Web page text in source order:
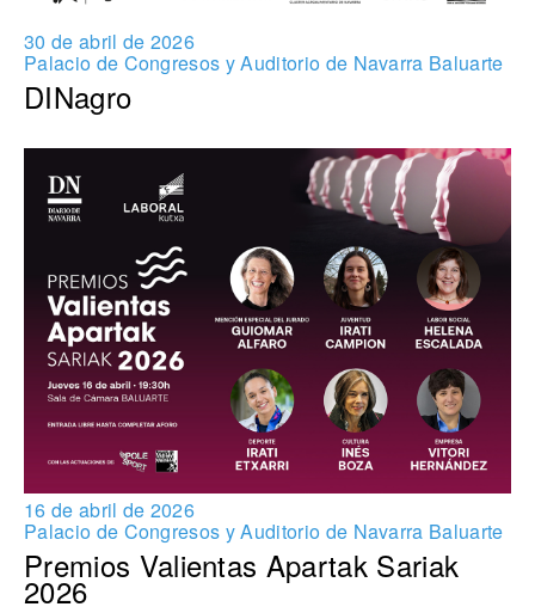
30 de abril de 2026
Palacio de Congresos y Auditorio de Navarra Baluarte
DINagro
16 de abril de 2026
Palacio de Congresos y Auditorio de Navarra Baluarte
Premios Valientas Apartak Sariak
2026